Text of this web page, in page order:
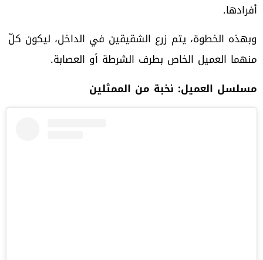
أفرادها.
وبهذه الخطوة، يتم زرع الشقيقين في الداخل، ليكون كلّ
منهما العميل الخاص بطرف الشرطة أو العصابة.
مسلسل العميل: نخبة من الممثلين